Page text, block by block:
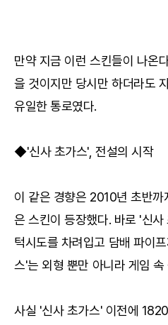
만약 지금 이런 스킨들이 나온
을 것이지만 당시만 하더라도
유일한 통로였다.
◆'신사 초가스', 전설의 시작
이 같은 경향은 2010년 초반
은 스킨이 등장했다. 바로 '신
턱시도를 차려입고 담배 파이
스'는 외형 뿐만 아니라 게임
사실 '신사 초가스' 이전에